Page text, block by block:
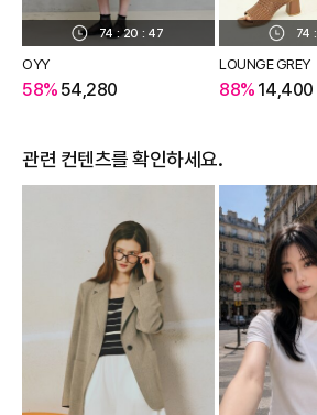
74 : 20 : 46
OYY
58% 54,280
74 :
LOUNGE GREY
88% 14,400
관련 컨텐츠를 확인하세요.